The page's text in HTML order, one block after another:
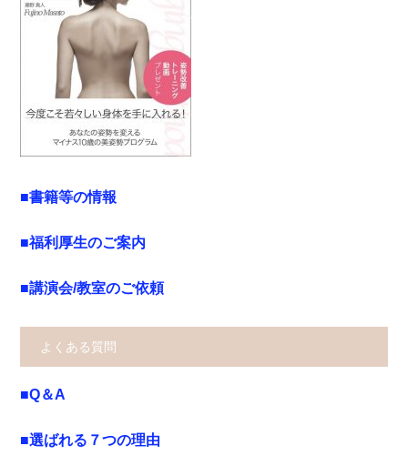
■書籍等の情報
■福利厚生のご案内
■講演会/教室のご依頼
よくある質問
■Q＆A
■選ばれる７つの理由